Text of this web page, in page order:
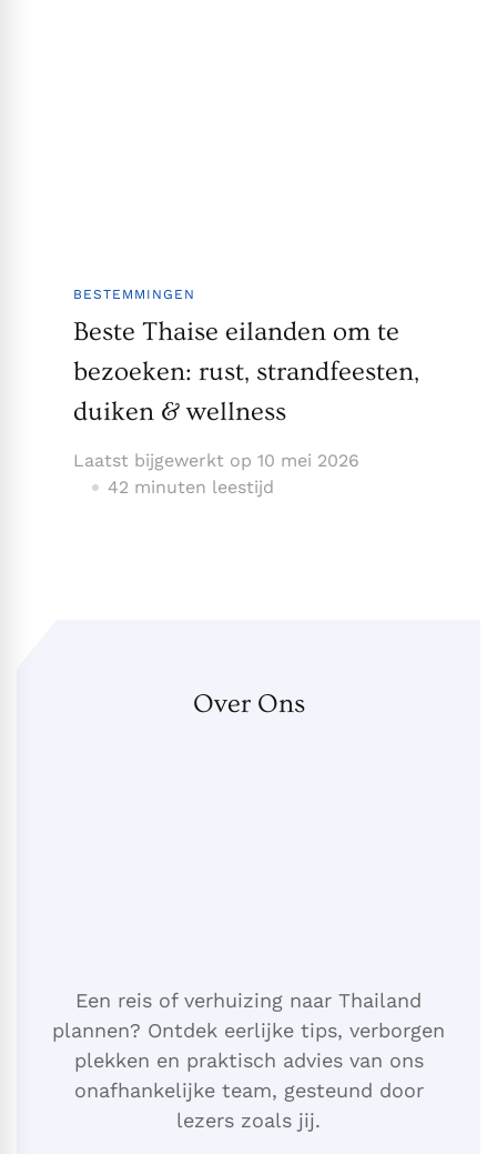
BESTEMMINGEN
Beste Thaise eilanden om te
bezoeken: rust, strandfeesten,
duiken & wellness
Laatst bijgewerkt op 10 mei 2026
42 minuten leestijd
Over Ons
Een reis of verhuizing naar Thailand
plannen? Ontdek eerlijke tips, verborgen
plekken en praktisch advies van ons
onafhankelijke team, gesteund door
lezers zoals jij.